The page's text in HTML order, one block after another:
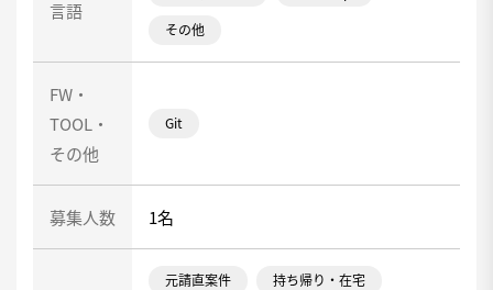
言語
その他
FW・
TOOL・
その他
Git
募集人数 1名
元請直案件 持ち帰り・在宅